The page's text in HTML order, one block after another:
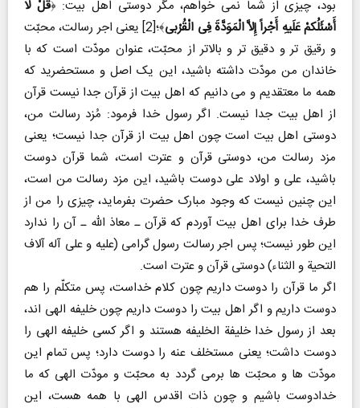
بود، چیزی از شما نمی خواهم، مگر دوستی اهل بیت: ﴿قُلْ لا
أَسْئَلُکمْ عَلَیهِ أَجْراً إِلاَّ الْمَوَدَّةَ فِی الْقُرْبی
﴾؛[2] یعنی اجر رسالت، محبّت
و رقیق تر و دقیق تر و بالاتر از محبّت، عنوان مودّت است که با
خاندان من مودّت داشته باشید، این یک اصل و مستحضرید که
همه ما معتقدیم و می دانیم که اهل بیت از قرآن جدا نیست قرآن
از اهل بیت جدا نیست. اگر رسول خدا فرمود: مُزد رسالت من،
دوستی اهل بیت است چون اهل بیت از قرآن جدا نیست؛ یعنی
مزد رسالت من، دوستی قرآن و عترت است، شما قرآن دوست
باشید، علی و اولاد علی دوست باشید، این مزد رسالت من است،
این چنین نیست که وجود مبارک حضرت بفرماید، چیزی را من از
طرف خدا برای اهل بیت آوردم که قرآن ـ معاذ الله ـ آن را ندارد
این طور نیست؛ پس اجر رسالت رسول گرامی (علیه و علی آله آلاف
التحیة و الثناء) دوستی قرآن و عترت است.
اگر ما قرآن را دوست داریم چون کلام خداست، پس متکلّم را هم
دوست داریم و اگر اهل بیت را دوست داریم چون خلیفه الهی اند،
بعد از رسول خدا خلیفة الخلیفه هستند و اگر کسی خلیفه الهی را
دوست داشت؛ یعنی مستخلف عنه را دوست دارد؛ پس تمام این
مودّت ها و محبّت ها برمی گردد به محبّت و مودّت الهی که ما
خدادوست باشیم و چون ذات اقدس الهی با همه هست، این